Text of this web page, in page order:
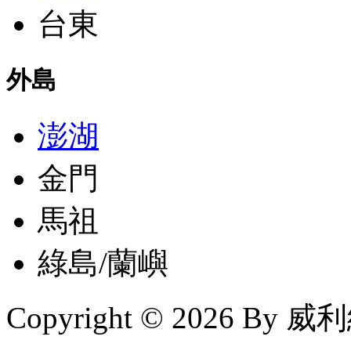
台東
外島
澎湖
金門
馬祖
綠島/蘭嶼
Copyright © 2026 By 威